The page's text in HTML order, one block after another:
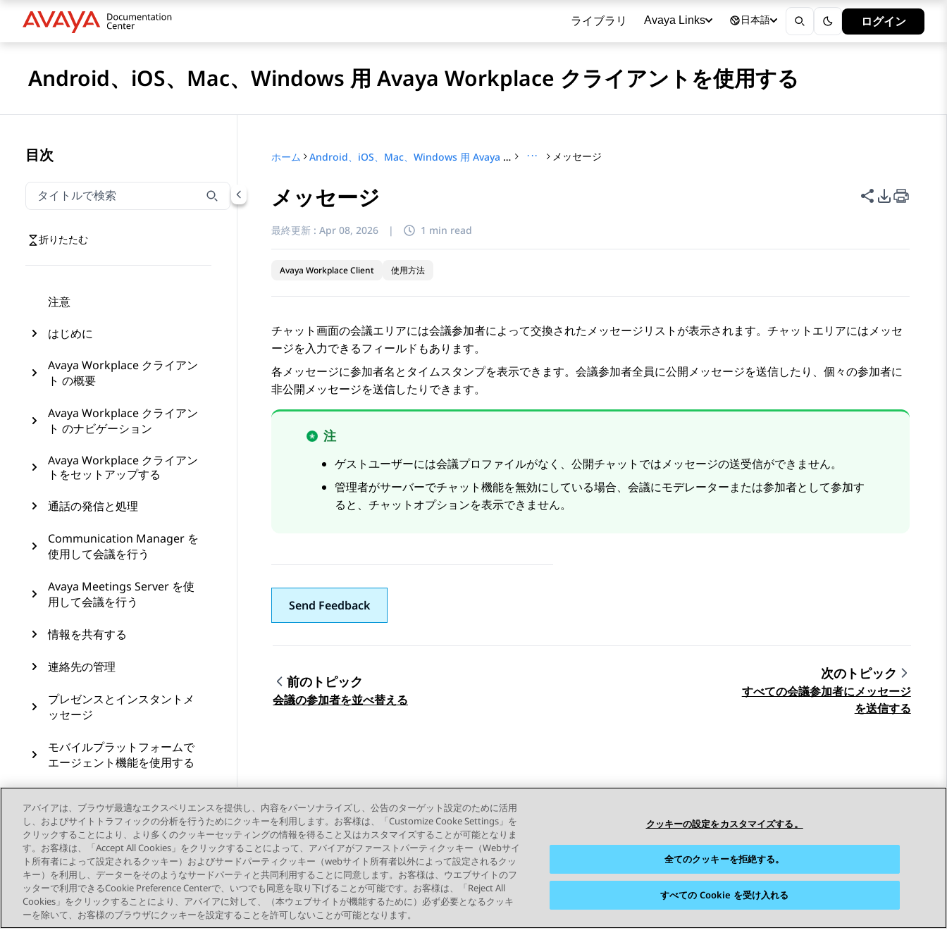
ライブラリ Avaya Links 日本語 ログイン
Android、iOS、Mac、Windows 用 Avaya Workplace クライアントを使用する
目次
タイトルでナビゲーションをフィルター
タイトルでナビゲーション項目を絞り込むには入力してください
折りたたむ
注意
はじめに
Avaya Workplace クライアン
ト の概要
Avaya Workplace クライアン
ト のナビゲーション
Avaya Workplace クライアン
トをセットアップする
通話の発信と処理
Communication Manager を
使用して会議を行う
Avaya Meetings Server を使
用して会議を行う
情報を共有する
連絡先の管理
プレゼンスとインスタントメ
ッセージ
モバイルプラットフォームで
エージェント機能を使用する
ト 設定の手動構成
Avaya Workplace クライアン
トをアンインストールおよび
アップグレードする
トラブルシューティング
Windows プラットフォーム
ホーム Android、iOS、Mac、Windows 用 Avaya Workplace クライアントを使用する ··· メッセージ
メッセージ このページ
PDFエク
最終更新 : Apr 08, 2026 | 1 min read
Avaya Workplace Client 使用方法
チャット画面の会議エリアには会議参加者によって交換されたメッセージリストが表示されます。 チャット エリアにはメッセ
ージを入力できるフィールドもあります。
各メッセージに参加者名とタイムスタンプを表示できます。会議参加者全員に公開メッセージを送信したり、個々の参加者に
非公開メッセージを送信したりできます。
注
ゲストユーザーには会議プロファイルがなく、公開チャットではメッセージの送受信ができません。
管理者がサーバーでチャット機能を無効にしている場合、会議にモデレーターまたは参加者として参加す
ると、チャットオプションを表示できません。
Send Feedback
トピックナビゲーション
前のトピック
会議の参加者を並べ替える
次のトピック
すべての会議参加者にメッセージ
を送信する
アバイアは、ブラウザ最適なエクスペリエンスを提供し、内容をパーソナライズし、公告のターゲット設定のために活用
し、およびサイトトラフィックの分析を行うためにクッキーを利用します。お客様は、「Customize Cooke Settings」を
クリックすることにより、より多くのクッキーセッティングの情報を得ること又はカスタマイズすることが可能となりま
す。お客様は、「Accept All Cookies」をクリックすることによって、アバイアがファーストパーティクッキー（Webサイ
ト所有者によって設定されるクッキー）およびサードパーティクッキー（webサイト所有者以外によって設定されるクッ
キー）を利用し、データーをそのようなサードパーティと共同利用することに同意します。お客様は、ウエブサイトのフ
ッターで利用できるCookie Preference Centerで、いつでも同意を取り下げることが可能です。お客様は、「Reject All
Cookies」をクリックすることにより、アバイアに対して、（本ウェブサイトが機能するために）必ず必要となるクッキ
ーを除いて、お客様のブラウザにクッキーを設定することを許可しないことが可能となります。
クッキーの設定をカスタマイズする。
全てのクッキーを拒絶する。
すべての Cookie を受け入れる